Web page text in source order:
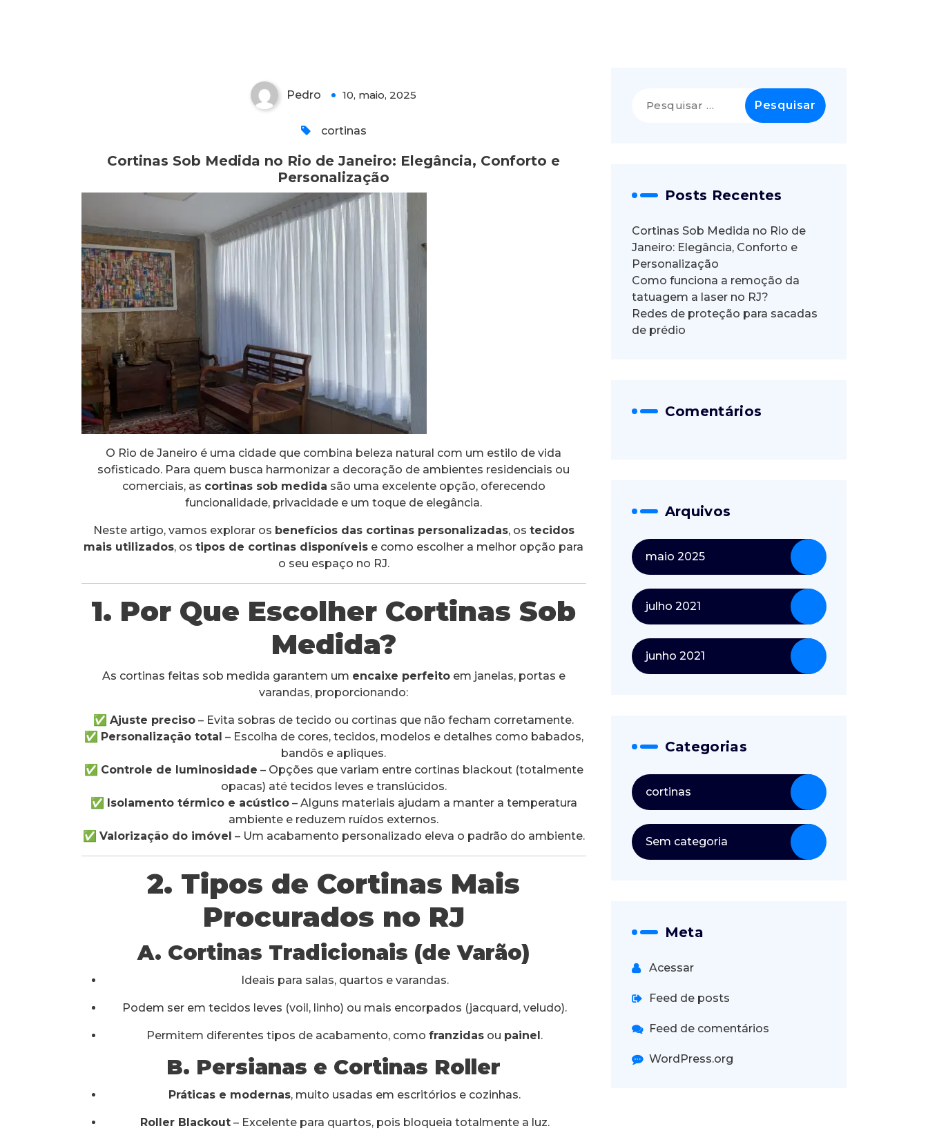
Pedro 10, maio, 2025
cortinas
Cortinas Sob Medida no Rio de Janeiro: Elegância, Conforto e
Personalização
O Rio de Janeiro é uma cidade que combina beleza natural com um estilo de vida
sofisticado. Para quem busca harmonizar a decoração de ambientes residenciais ou
comerciais, as cortinas sob medida são uma excelente opção, oferecendo
funcionalidade, privacidade e um toque de elegância.
Neste artigo, vamos explorar os benefícios das cortinas personalizadas, os tecidos
mais utilizados, ostipos de cortinas disponíveis e como escolher a melhor opção para
o seu espaço no RJ.
1. Por Que Escolher Cortinas Sob
Medida?
As cortinas feitas sob medida garantem um encaixe perfeitoem janelas, portas e
varandas, proporcionando:
✅Ajuste preciso – Evita sobras de tecido ou cortinas que não fecham corretamente.
✅ Personalização total – Escolha de cores, tecidos, modelos e detalhes como babados,
bandôs e apliques.
✅ Controle de luminosidade – Opções que variam entre cortinas blackout (totalmente
opacas) até tecidos leves e translúcidos.
✅ Isolamento térmico e acústico– Alguns materiais ajudam a manter a temperatura
ambiente e reduzem ruídos externos.
✅ Valorização do imóvel – Um acabamento personalizado eleva o padrão do ambiente.
2. Tipos de Cortinas Mais
Procurados no RJ
A. Cortinas Tradicionais (de Varão)
Ideais para salas, quartos e varandas.
Podem ser em tecidos leves (voil, linho) ou mais encorpados (jacquard, veludo).
Permitem diferentes tipos de acabamento, comofranzidas ou painel.
B. Persianas e Cortinas Roller
Práticas e modernas, muito usadas em escritórios e cozinhas.
Roller Blackout– Excelente para quartos, pois bloqueia totalmente a luz.
por:
Posts Recentes
Cortinas Sob Medida no Rio de
Janeiro: Elegância, Conforto e
Personalização
Como funciona a remoção da
tatuagem a laser no RJ?
Redes de proteção para sacadas
de prédio
Comentários
Arquivos
maio 2025
julho 2021
junho 2021
Categorias
cortinas
Sem categoria
Meta
Acessar
Feed de posts
Feed de comentários
WordPress.org